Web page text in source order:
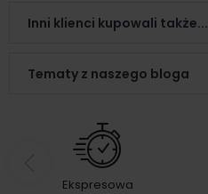
Inni klienci kupowali także...
Tematy z naszego bloga
Ekspresowa